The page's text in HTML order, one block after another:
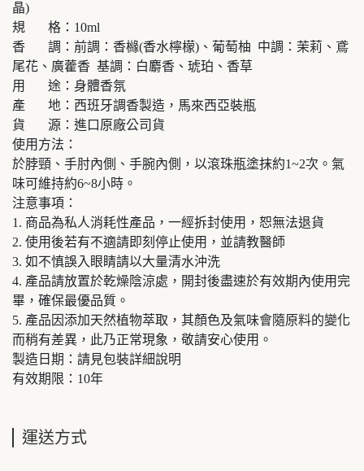
晶)
規 格：10ml
香 調：前調：香櫞(香水檸檬)、葡萄柚 中調：茉莉、鳶
尾花、廣藿香 基調：白麝香、琥珀、香草
用 途：身體香氛
產 地：西班牙調香製造，馬來西亞裝瓶
貨 源：進口原廠公司貨
使用方法：
於脖頸、手肘內側、手腕內側，以滾珠瓶塗抹約1~2次。氣
味可維持約6~8小時。
注意事項：
1. 商品為私人消耗性產品，一經拆封使用，恕無法退貨
2. 使用後若有不適請即刻停止使用，並請教醫師
3. 如不慎誤入眼睛請以大量清水沖洗
4. 產品請放置於乾燥陰涼處，開封後盡速於有效期內使用完
畢，確保最優品質。
5. 產品因添加天然植物萃取，其顏色及氣味會隨原料的變化
而稍有差異，此乃正常現象，敬請安心使用。
製造日期：請見包裝詳細說明
有效期限：10年
運送方式